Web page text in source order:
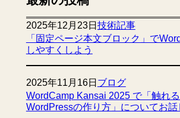
2025年12月23日 技術記事
「固定ページ本文ブロック」で
しやすくしよう
2025年11月16日 ブログ
WordCamp Kansai 2025 で「触れ
WordPressの作り方」についてお話